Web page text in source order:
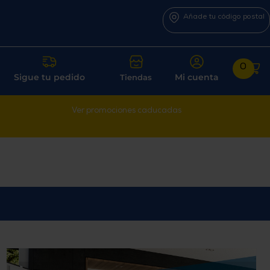
Añade tu código postal
Sigue tu pedido Tiendas Mi cuenta
0
Ver promociones caducadas